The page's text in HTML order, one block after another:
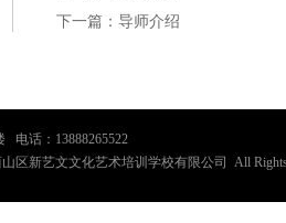
下一篇： 导师介绍
电话：13888265522
区新艺文文化艺术培训学校有限公司 All